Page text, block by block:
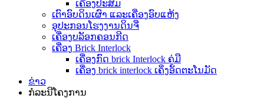
ເຄື່ອງປະສົມ
ເຕົາອົບດິນເຜົາ ແລະເຄື່ອງອົບແຫ້ງ
ອຸປະກອນໂຮງງານດິນຈີ່
ເຄື່ອງບລັອກຄອນກີດ
ເຄື່ອງ Brick Interlock
ເຄື່ອງກົດ brick Interlock ຄູ່ມື
ເຄື່ອງ brick interlock ເຄິ່ງອັດຕະໂນມັດ
ຂ່າວ
ກໍລະນີໂຄງການ